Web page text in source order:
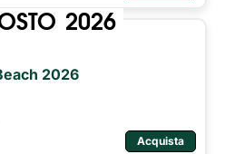
2026
2026
Acquista